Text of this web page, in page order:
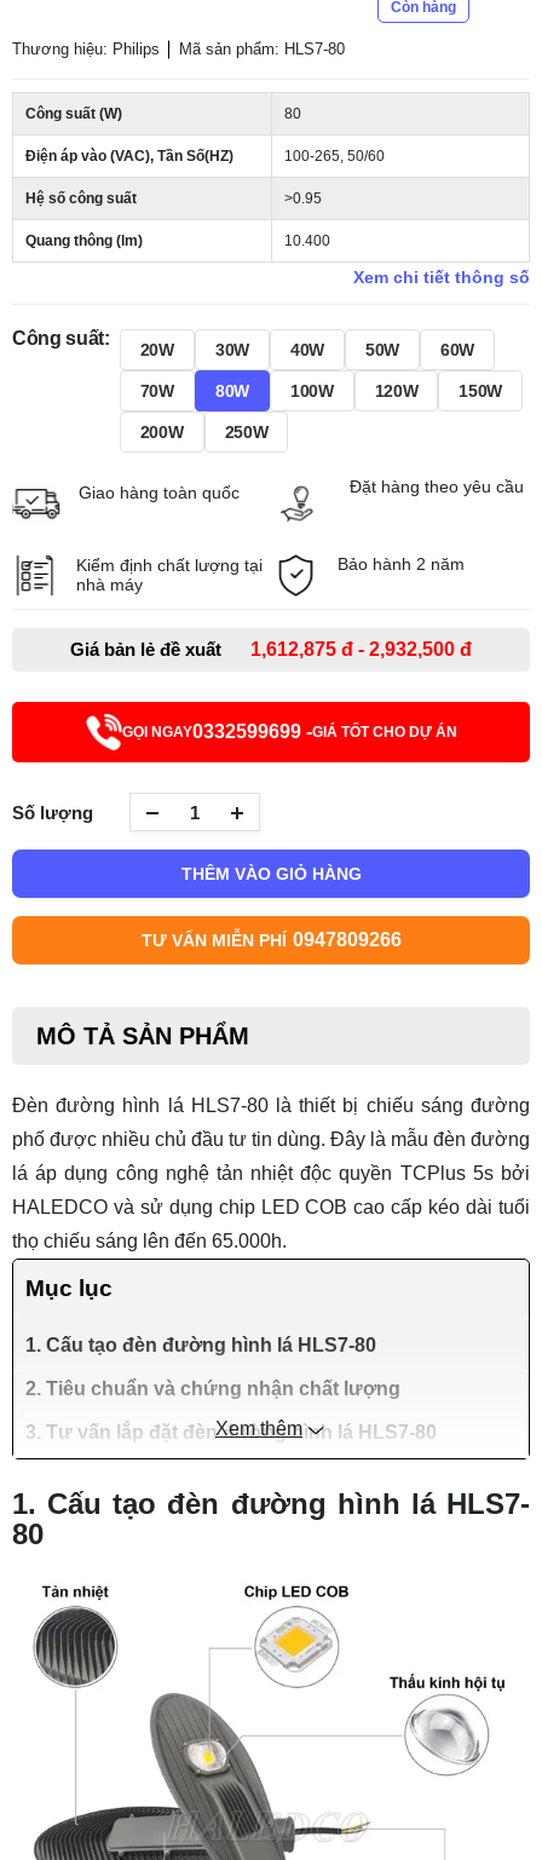
Còn hàng
Thương hiệu: Philips Mã sản phẩm: HLS7-80
Công suất (W) 80
Điện áp vào (VAC), Tần Số(HZ) 100-265, 50/60
Hệ số công suất >0.95
Quang thông (lm) 10.400
Xem chi tiết thông số
Công suất:
20W 30W 40W 50W 60W
70W 80W 100W 120W 150W
200W 250W
Giao hàng toàn quốc Đặt hàng theo yêu cầu
Kiểm định chất lượng tại
nhà máy
Bảo hành 2 năm
Giá bản lẻ đề xuất 1,612,875 đ - 2,932,500 đ
GỌI NGAY0332599699 -GIÁ TỐT CHO DỰ ÁN
Số lượng
THÊM VÀO GIỎ HÀNG
TƯ VẤN MIỄN PHÍ 0947809266
MÔ TẢ SẢN PHẨM
Đèn đường hình lá HLS7-80 là thiết bị chiếu sáng đường
phố được nhiều chủ đầu tư tin dùng. Đây là mẫu đèn đường
lá áp dụng công nghệ tản nhiệt độc quyền TCPlus 5s bởi
HALEDCO và sử dụng chip LED COB cao cấp kéo dài tuổi
thọ chiếu sáng lên đến 65.000h.
Mục lục
1. Cấu tạo đèn đường hình lá HLS7-80
2. Tiêu chuẩn và chứng nhận chất lượng
3. Tư vấn lắp đặt đèn đường hình lá HLS7-80
Xem thêm
1. Cấu tạo đèn đường hình lá HLS7-
80